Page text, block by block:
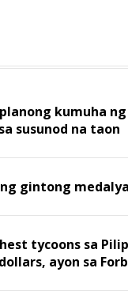
kumuha
susunod na taon
ng gintong
tycoons sa
ayon sa